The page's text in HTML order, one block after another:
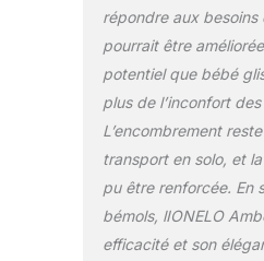
répondre aux
pourrait être
potentiel que bébé
plus de l’inconfort
L’encombrement
transport en solo, et
pu être renforcée. En
bémols, lIONELO
efficacité et son